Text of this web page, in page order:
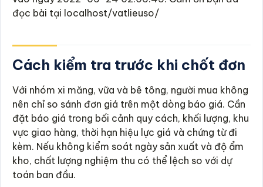
đọc bài tại localhost/vatlieuso/
Cách kiểm tra trước khi chốt đơn
Với nhóm xi măng, vữa và bê tông, người mua không
nên chỉ so sánh đơn giá trên một dòng báo giá. Cần
đặt báo giá trong bối cảnh quy cách, khối lượng, khu
vực giao hàng, thời hạn hiệu lực giá và chứng từ đi
kèm. Nếu không kiểm soát ngày sản xuất và độ ẩm
kho, chất lượng nghiệm thu có thể lệch so với dự
toán ban đầu.